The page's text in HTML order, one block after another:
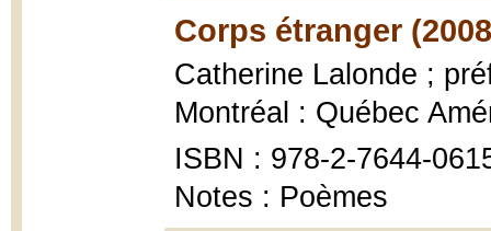
Corps étranger
Catherine Lalonde ;
Montréal : Québec
ISBN : 978-2-7644-
Notes : Poèmes